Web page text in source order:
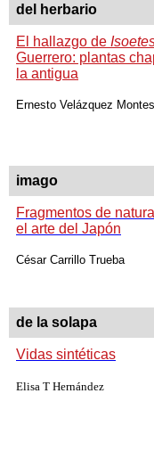
del herbario
El hallazgo de
Guerrero: plantas
la antigua
Ernesto Velázquez Montes
imago
Fragmentos de
el arte del Japón
César Carrillo Trueba
de la solapa
Vidas sintéticas
Elisa T Hernández